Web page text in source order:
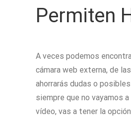
Permiten
A veces podemos
cámara web externa, de
ahorrarás dudas o
siempre que no vayamos
vídeo, vas a tener la